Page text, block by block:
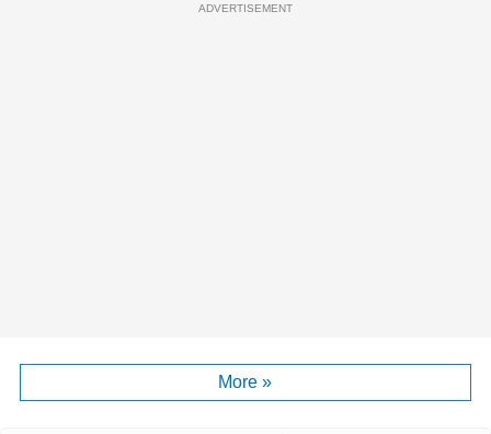
ADVERTISEMENT
More »